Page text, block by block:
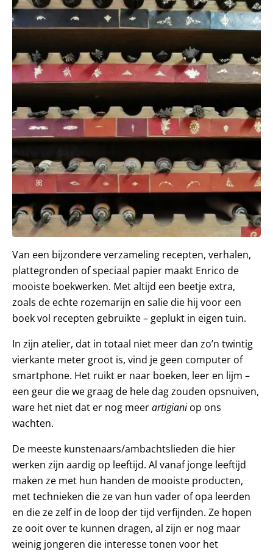
Van een bijzondere verzameling recepten, verhalen,
plattegronden of speciaal papier maakt Enrico de
mooiste boekwerken. Met altijd een beetje extra,
zoals de echte rozemarijn en salie die hij voor een
boek vol recepten gebruikte – geplukt in eigen tuin.
In zijn atelier, dat in totaal niet meer dan zo’n twintig
vierkante meter groot is, vind je geen computer of
smartphone. Het ruikt er naar boeken, leer en lijm –
een geur die we graag de hele dag zouden opsnuiven,
ware het niet dat er nog meerartigianiop ons
wachten.
De meeste kunstenaars/ambachtslieden die hier
werken zijn aardig op leeftijd. Al vanaf jonge leeftijd
maken ze met hun handen de mooiste producten,
met technieken die ze van hun vader of opa leerden
en die ze zelf in de loop der tijd verfijnden. Ze hopen
ze ooit over te kunnen dragen, al zijn er nog maar
weinig jongeren die interesse tonen voor het